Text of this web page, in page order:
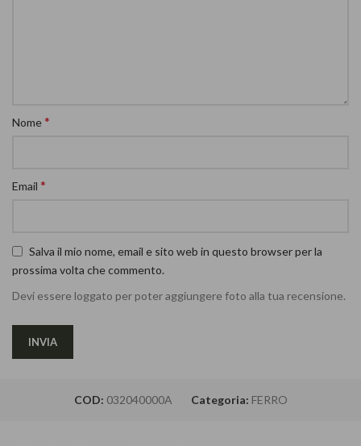
Nome*
Email *
Salva il mio nome, email e sito web in questo browser per la
prossima volta che commento.
Devi essere loggato per poter aggiungere foto alla tua recensione.
COD: 032040000A Categoria: FERRO